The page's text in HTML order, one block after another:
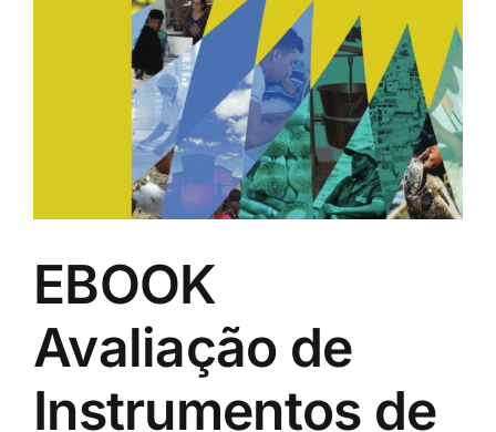
EBOOK
Avaliação de
Instrumentos de